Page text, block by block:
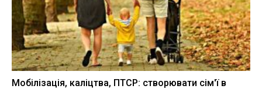
Мобілізація, каліцтва, ПТСР: створювати сім'ї в